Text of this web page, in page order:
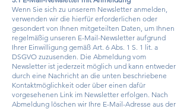
Wenn Sie sich zu unserem Newsletter anmelden,
verwenden wir die hierfür erforderlichen oder
gesondert von Ihnen mitgeteilten Daten, um Ihnen
regelmäßig unseren E-Mail-Newsletter aufgrund
Ihrer Einwilligung gemäß Art. 6 Abs. 1 S. 1 lit. a
DSGVO zuzusenden. Die Abmeldung vom
Newsletter ist jederzeit möglich und kann entweder
durch eine Nachricht an die unten beschriebene
Kontaktmöglichkeit oder über einen dafür
vorgesehenen Link im Newsletter erfolgen. Nach
Abmeldung löschen wir Ihre E-Mail-Adresse aus der